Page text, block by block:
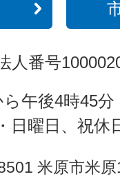
人番号
午後4時45分
日曜日、祝
米原市米